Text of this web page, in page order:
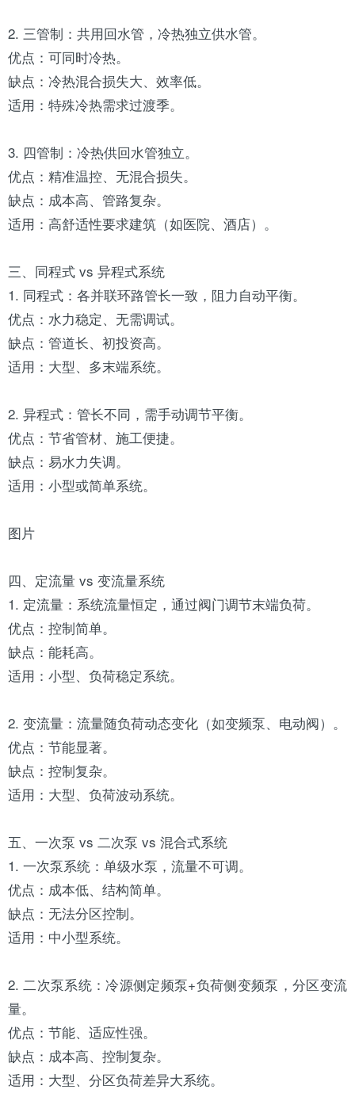
2. 三管制：共用回水管，冷热独立供水管。
优点：可同时冷热。
缺点：冷热混合损失大、效率低。
适用：特殊冷热需求过渡季。
3. 四管制：冷热供回水管独立。
优点：精准温控、无混合损失。
缺点：成本高、管路复杂。
适用：高舒适性要求建筑（如医院、酒店）。
三、同程式 vs 异程式系统
1. 同程式：各并联环路管长一致，阻力自动平衡。
优点：水力稳定、无需调试。
缺点：管道长、初投资高。
适用：大型、多末端系统。
2. 异程式：管长不同，需手动调节平衡。
优点：节省管材、施工便捷。
缺点：易水力失调。
适用：小型或简单系统。
图片
四、定流量 vs 变流量系统
1. 定流量：系统流量恒定，通过阀门调节末端负荷。
优点：控制简单。
缺点：能耗高。
适用：小型、负荷稳定系统。
2. 变流量：流量随负荷动态变化（如变频泵、电动阀）。
优点：节能显著。
缺点：控制复杂。
适用：大型、负荷波动系统。
五、一次泵 vs 二次泵 vs 混合式系统
1. 一次泵系统：单级水泵，流量不可调。
优点：成本低、结构简单。
缺点：无法分区控制。
适用：中小型系统。
2. 二次泵系统：冷源侧定频泵+负荷侧变频泵，分区变流
量。
优点：节能、适应性强。
缺点：成本高、控制复杂。
适用：大型、分区负荷差异大系统。